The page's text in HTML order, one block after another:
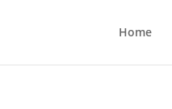
Home